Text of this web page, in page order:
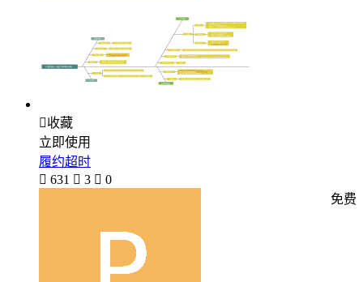
收藏
立即使用
履约超时
 631  3  0
免费